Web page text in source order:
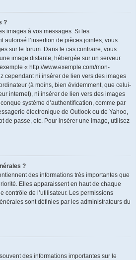
?
images à vos messages. Si les
autorisé l’insertion de pièces jointes, vous
sur le forum. Dans le cas contraire, vous
image distante, hébergée sur un serveur
« http://www.exemple.com/mon-
cependant ni insérer de lien vers des images
(à moins, bien évidemment, que celui-
internet), ni insérer de lien vers des images
système d’authentification, comme par
électronique de Outlook ou de Yahoo,
de passe, etc. Pour insérer une image, utilisez
?
des informations très importantes que
Elles apparaissent en haut de chaque
contrôle de l’utilisateur. Les permissions
sont définies par les administrateurs du
des informations importantes sur le